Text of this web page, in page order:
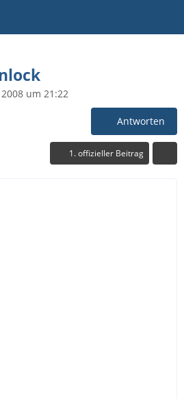
um 21:22
Antworten
1. offizieller Beitrag